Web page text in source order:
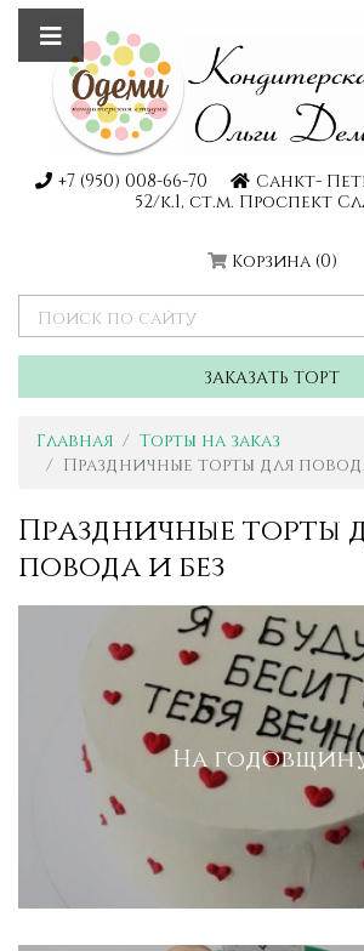
+7 (950) 008-66-70
Санкт-
52/к.1, ст.м. Проспект
Корзина (0)
ЗАКАЗАТЬ ТОРТ
Главная
Торты на заказ
Праздничные торты для
Праздничные торты
повода и без
На